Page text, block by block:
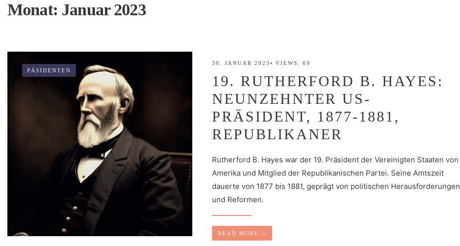
Monat: Januar 2023
PÄSIDENTEN
30. JANUAR 2023•VIEWS: 69
19. RUTHERFORD B. HAYES:
NEUNZEHNTER US-
PRÄSIDENT, 1877-1881,
REPUBLIKANER
Rutherford B. Hayes war der 19. Präsident der Vereinigten Staaten von
Amerika und Mitglied der Republikanischen Partei. Seine Amtszeit
dauerte von 1877 bis 1881, geprägt von politischen Herausforderungen
und Reformen.
READ MORE →